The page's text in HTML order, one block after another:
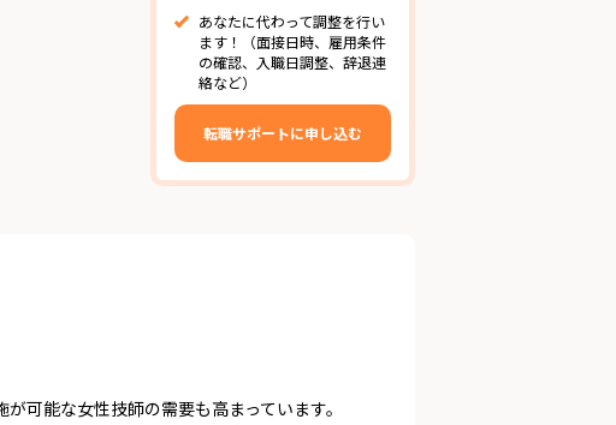
あなたに代わって調整を行い
ます！（面接日時、雇用条件
の確認、入職日調整、辞退連
絡など）
転職サポートに申し込む
可能な女性技師の需要も高まっています。